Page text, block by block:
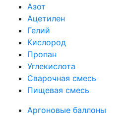
Азот
Ацетилен
Гелий
Кислород
Пропан
Углекислота
Сварочная смесь
Пищевая смесь
Аргоновые баллоны